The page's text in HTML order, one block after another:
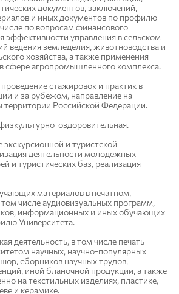
документов, заключений,
и иных документов по профилю
по вопросам финансового
эффективности управления в сельском
ведения земледелия, животноводства и
хозяйства, а также применения
сфере агропромышленного комплекса.
стажировок и практик в
и за рубежом, направление на
территории Российской Федерации.
оздоровительная.
и туристской
деятельности молодежных
и туристических баз, реализация
материалов в печатном,
числе аудиовизуальных программ,
информационных и иных обучающих
Университета.
деятельность, в том числе печать
научных, научно-популярных
сборников научных трудов,
иной бланочной продукции, а также
на текстильных изделиях, пластике,
и керамике.